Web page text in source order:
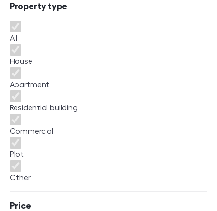
Property type
Property type
All
House
Apartment
Residential building
Commercial
Plot
Other
Price